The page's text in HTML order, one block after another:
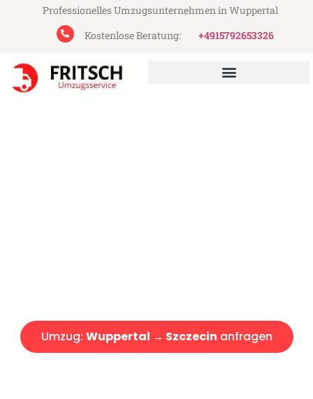
Professionelles Umzugsunternehmen in Wuppertal
Kostenlose Beratung:
+4915792653326
Umzug: Wuppertal → Szczecin anfragen